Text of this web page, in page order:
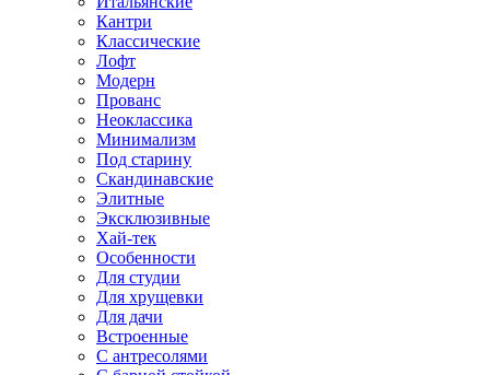
Кантри
Классические
Лофт
Модерн
Прованс
Неоклассика
Минимализм
Под старину
Скандинавские
Элитные
Эксклюзивные
Хай-тек
Особенности
Для студии
Для хрущевки
Для дачи
Встроенные
С антресолями